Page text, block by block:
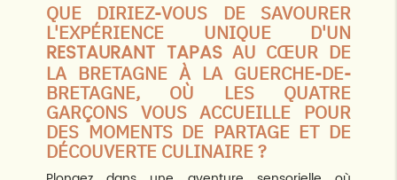
QUE DIRIEZ-VOUS DE SAVOURER
L'EXPÉRIENCE UNIQUE D'UN
RESTAURANT TAPASAU CŒUR DE
LA BRETAGNE À LA GUERCHE-DE-
BRETAGNE, OÙ LES QUATRE
GARÇONS VOUS ACCUEILLE POUR
DES MOMENTS DE PARTAGE ET DE
DÉCOUVERTE CULINAIRE ?